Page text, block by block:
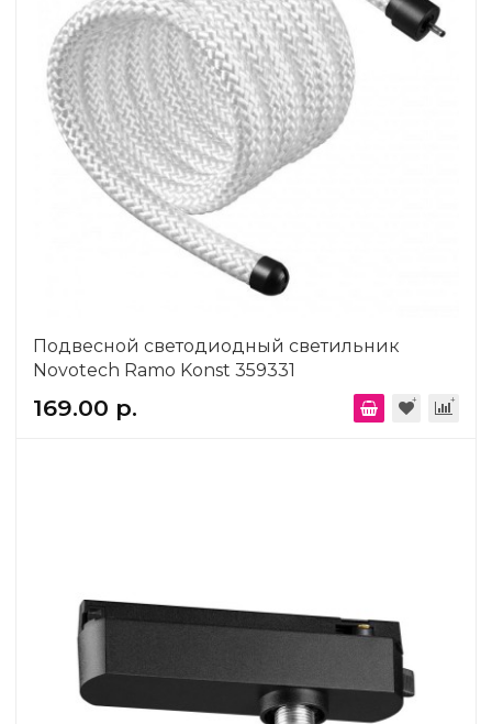
Подвесной светодиодный светильник
Novotech Ramo Konst 359331
169.00 р.